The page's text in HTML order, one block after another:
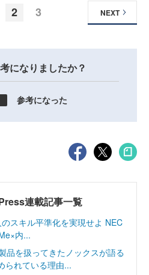
2 3 NEXT
になりましたか？
参考になった
連載記事一覧
スキル平準化を実現せよ NEC
内...
品を扱ってきたノックスが語る
られている理由...